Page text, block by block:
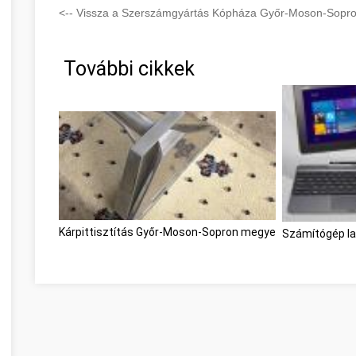
<-- Vissza a Szerszámgyártás Kópháza Győr-Moson-
További cikkek
Kárpittisztítás Győr-Moson-Sopron megye Számítógép